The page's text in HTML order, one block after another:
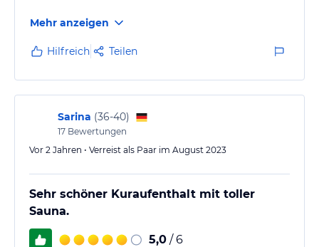
Mehr anzeigen
Hilfreich Teilen
Sarina (36-40)
17 Bewertungen
Vor 2 Jahren • Verreist als Paar im August 2023
Sehr schöner Kuraufenthalt mit toller
Sauna.
5,0 / 6